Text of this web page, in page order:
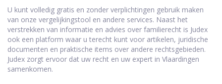
U kunt volledig gratis en zonder verplichtingen gebruik maken
van onze vergelijkingstool en andere services. Naast het
verstrekken van informatie en advies over familierecht is Judex
ook een platform waar u terecht kunt voor artikelen, juridische
documenten en praktische items over andere rechtsgebieden.
Judex zorgt ervoor dat uw recht en uw expert in Vlaardingen
samenkomen.